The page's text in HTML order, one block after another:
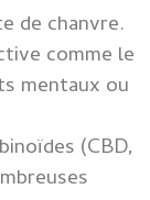
de chanvre.
comme le
mentaux ou
(CBD,